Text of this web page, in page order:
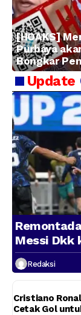
[HOAKS]
Purbaya
Bongkar
Kerugian
Update
Messi Dkk
Redaksi
Cristiano
Cetak Gol